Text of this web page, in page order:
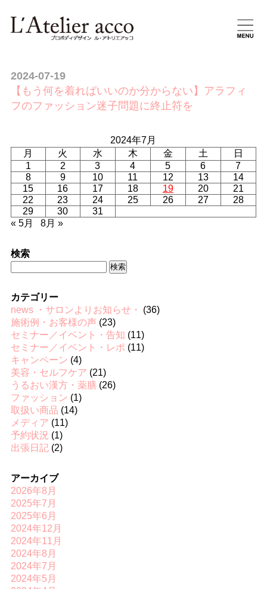
2024-07-19
【もう何を着ればいいのか分からない】アラフィ
フのファッション迷子問題に終止符を
2024年7月
月
火 水 木 金 土
日
1
2 3 4 5 6
7
8
9 10 11 12 13
14
15
16 17 18 19 20
21
22
23 24 25 26 27
28
29
30
31
« 5月
8月 »
検索
カテゴリー
news ・サロンよりお知らせ・
(36)
施術例・お客様の声(23)
セミナー／イベント・告知 (11)
セミナー／イベント・レポ (11)
キャンペーン (4)
美容・セルフケア (21)
うるおい漢方・薬膳(26)
ファッション (1)
取扱い商品 (14)
メディア (11)
予約状況 (1)
出張日記(2)
アーカイブ
2026年8月
2025年7月
2025年6月
2024年12月
2024年11月
2024年8月
2024年7月
2024年5月